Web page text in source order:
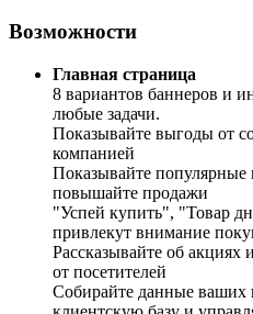
Возможности
Главная страница
8 вариантов баннеров и
любые задачи.
Показывайте выгоды от
компанией
Показывайте популярные
повышайте продажи
"Успей купить", "Товар
привлекут внимание
Рассказывайте об акциях
от посетителей
Собирайте данные ваших